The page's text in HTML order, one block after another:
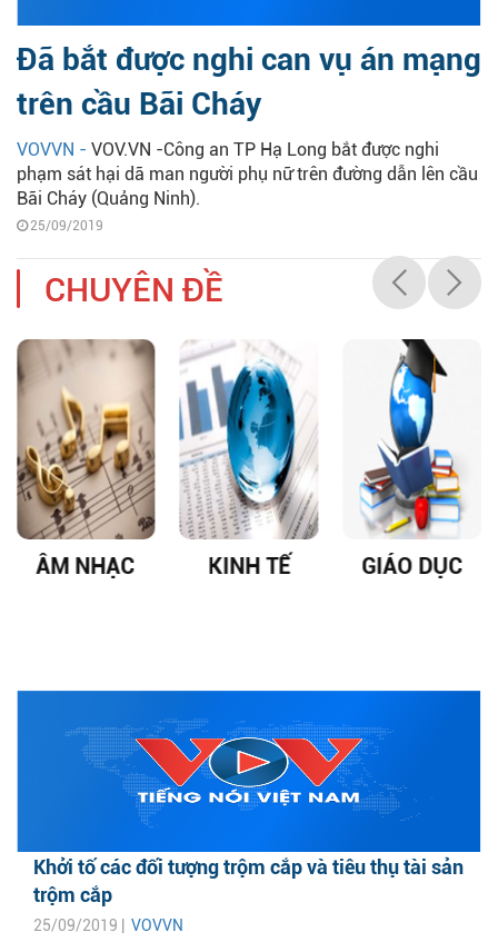
Đã bắt được nghi can vụ án mạng
trên cầu Bãi Cháy
VOVVN - VOV.VN -Công an TP Hạ Long bắt được nghi
phạm sát hại dã man người phụ nữ trên đường dẫn lên cầu
Bãi Cháy (Quảng Ninh).
25/09/2019
CHUYÊN ĐỀ
ÂM NHẠC KINH TẾ GIÁO DỤC
Khởi tố các đối tượng trộm cắp và tiêu thụ tài sản
trộm cắp
25/09/2019 | VOVVN